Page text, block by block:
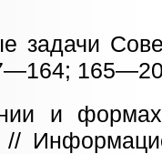
задачи
и формах
//